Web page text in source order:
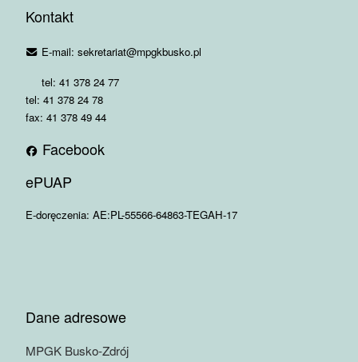
Kontakt
E-mail: sekretariat@mpgkbusko.pl
tel: 41 378 24 77
tel: 41 378 24 78
fax: 41 378 49 44
Facebook
ePUAP
E-doręczenia: AE:PL-55566-64863-TEGAH-17
Dane adresowe
MPGK Busko-Zdrój